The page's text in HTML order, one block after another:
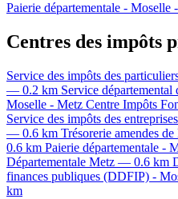
Paierie départementale - Moselle
Centres des impôts
Service des impôts des
— 0.2 km Service
Moselle - Metz Centre Impôts
Service des impôts des
— 0.6 km Trésorerie amendes
0.6 km Paierie départementale -
Départementale Metz — 0.6 km
finances publiques (DDFIP) -
km